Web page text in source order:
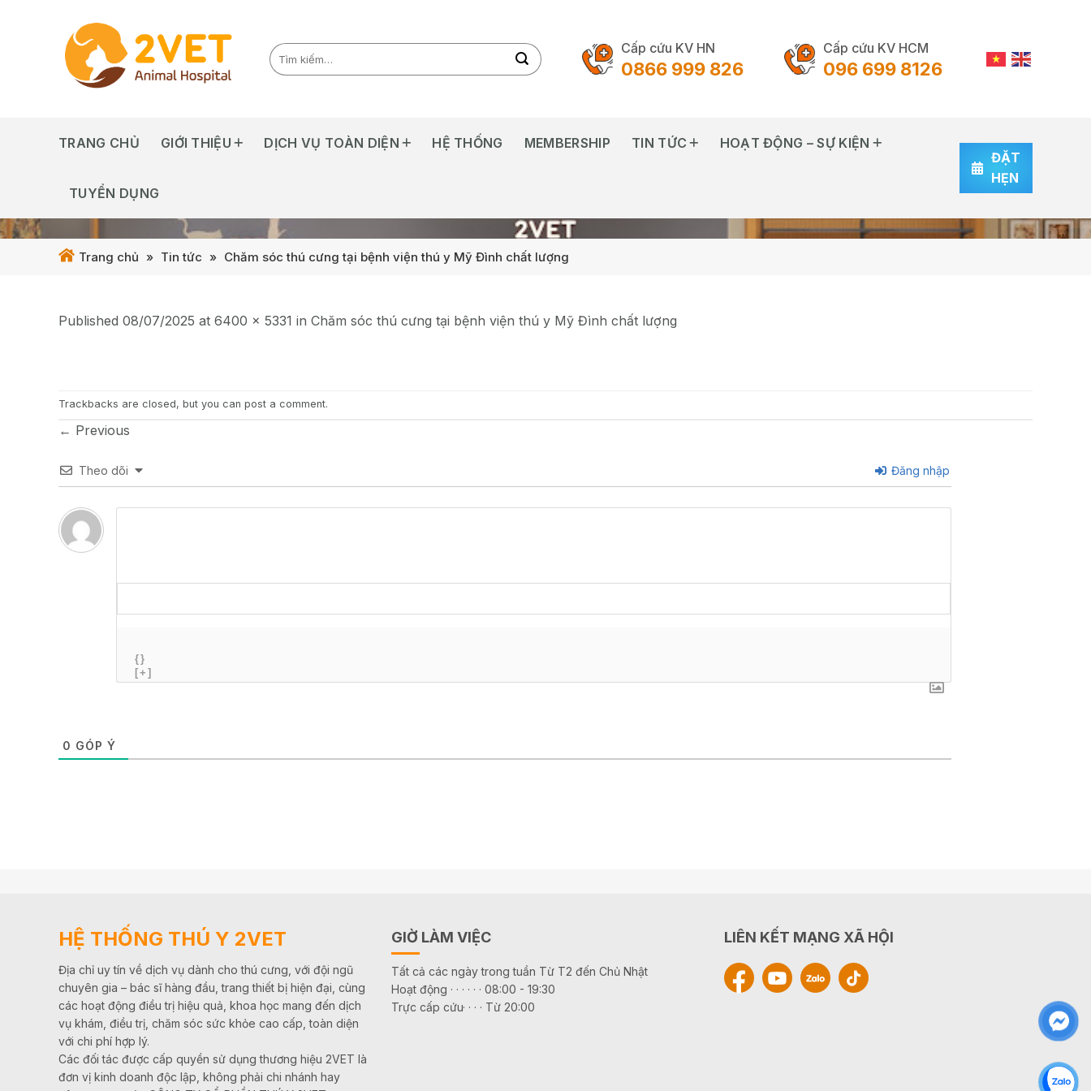
Cấp cứu KV HN
0866 999 826
Cấp cứu KV HCM
096 699 8126
TRANG CHỦ GIỚI THIỆU DỊCH VỤ TOÀN DIỆN HỆ THỐNG MEMBERSHIP TIN TỨC HOẠT ĐỘNG – SỰ KIỆN
TUYỂN DỤNG
ĐẶT
HẸN
Trang chủ » Tin tức » Chăm sóc thú cưng tại bệnh viện thú y Mỹ Đình chất lượng
Published 08/07/2025 at 6400 × 5331 in Chăm sóc thú cưng tại bệnh viện thú y Mỹ Đình chất lượng
Trackbacks are closed, but you can post a comment.
← Previous
Theo dõi Đăng nhập
{}
[+]
0 GÓP Ý
HỆ THỐNG THÚ Y 2VET
Địa chỉ uy tín về dịch vụ dành cho thú cưng, với đội ngũ
chuyên gia – bác sĩ hàng đầu, trang thiết bị hiện đại, cùng
các hoạt động điều trị hiệu quả, khoa học mang đến dịch
vụ khám, điều trị, chăm sóc sức khỏe cao cấp, toàn diện
với chi phí hợp lý.
Các đối tác được cấp quyền sử dụng thương hiệu 2VET là
đơn vị kinh doanh độc lập, không phải chi nhánh hay
GIỜ LÀM VIỆC
Tất cả các ngày trong tuần Từ T2 đến Chủ Nhật
Hoạt động · · · · · · 08:00 - 19:30
Trực cấp cứu· · · · Từ 20:00
LIÊN KẾT MẠNG XÃ HỘI